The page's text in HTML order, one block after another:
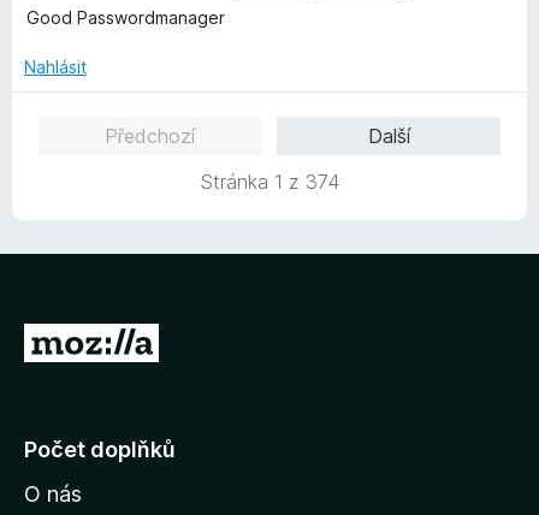
1
o
n
Good Passwordmanager
Nahlásit
Předchozí
Další
Stránka 1 z 374
P
j
t
Počet doplňků
O nás